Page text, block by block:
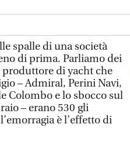
spalle di una società
di prima. Parliamo dei
produttore di yacht che
– Admiral, Perini Navi,
Colombo e lo sbocco sul
– erano 530 gli
è l’effetto di